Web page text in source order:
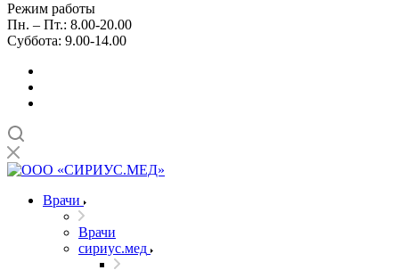
Режим работы
Пн. – Пт.: 8.00-20.00
Суббота: 9.00-14.00
Врачи
Врачи
сириус.мед